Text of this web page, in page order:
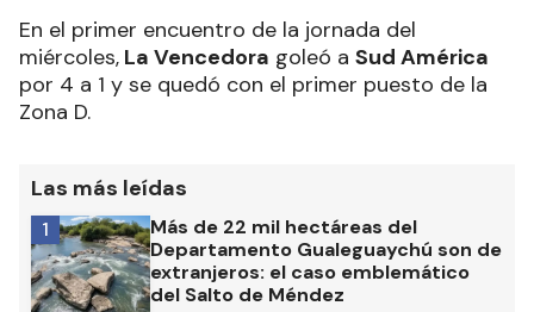
En el primer encuentro de la jornada del
miércoles, La Vencedora goleó a Sud América
por 4 a 1 y se quedó con el primer puesto de la
Zona D.
Las más leídas
Más de 22 mil hectáreas del
Departamento Gualeguaychú son de
extranjeros: el caso emblemático
del Salto de Méndez
1